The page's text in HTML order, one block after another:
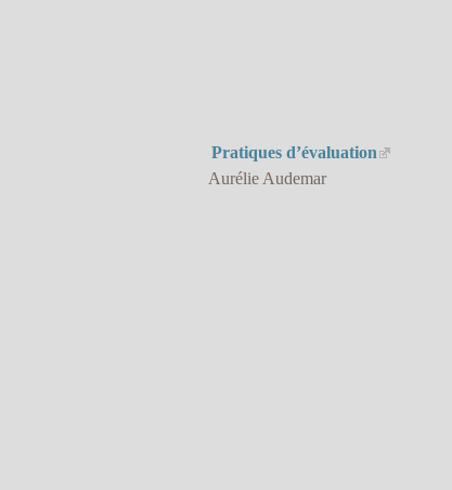
Pratiques d’évaluation
Aurélie Audemar